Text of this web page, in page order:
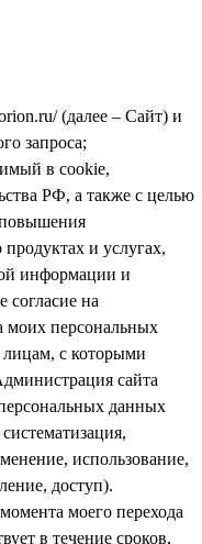
(далее – Сайт) и
запроса;
в cookie,
РФ, а также с целью
и услугах,
информации и
согласие на
моих персональных
лицам, с которыми
сайта
данных
использование,
доступ).
моего перехода
в течение сроков,